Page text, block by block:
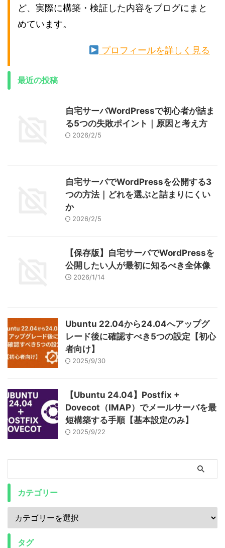
ど、実際に構築・検証した内容をブログにまと
めています。
プロフィールを詳しく見る
最近の投稿
自宅サーバWordPressで初心者が詰ま
る5つの失敗ポイント｜原因と考え方
2026/2/5
自宅サーバでWordPressを公開する3
つの方法｜どれを選ぶと詰まりにくい
か
2026/2/5
【保存版】自宅サーバでWordPressを
公開したい人が最初に知るべき全体像
2026/1/14
Ubuntu 22.04から24.04へアップグ
レード後に確認すべき5つの設定【初心
者向け】
2025/9/30
【Ubuntu 24.04】Postfix +
Dovecot（IMAP）でメールサーバを最
短構築する手順【基本設定のみ】
2025/9/22
カテゴリー
タグ